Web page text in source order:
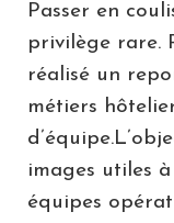
Passer en
privilège rare.
réalisé un
métiers
images utiles
équipes